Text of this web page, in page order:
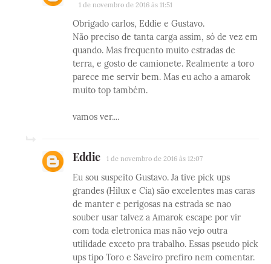
1 de novembro de 2016 às 11:51
Obrigado carlos, Eddie e Gustavo.
Não preciso de tanta carga assim, só de vez em
quando. Mas frequento muito estradas de
terra, e gosto de camionete. Realmente a toro
parece me servir bem. Mas eu acho a amarok
muito top também.
vamos ver....
Eddie 1 de novembro de 2016 às 12:07
Eu sou suspeito Gustavo. Ja tive pick ups
grandes (Hilux e Cia) são excelentes mas caras
de manter e perigosas na estrada se nao
souber usar talvez a Amarok escape por vir
com toda eletronica mas não vejo outra
utilidade exceto pra trabalho. Essas pseudo pick
ups tipo Toro e Saveiro prefiro nem comentar.